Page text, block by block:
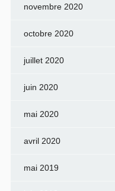
novembre 2020
octobre 2020
juillet 2020
juin 2020
mai 2020
avril 2020
mai 2019